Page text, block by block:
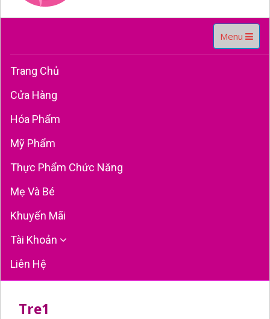
Toggle
navigation
Menu
Trang Chủ
Cửa Hàng
Hóa Phẩm
Mỹ Phẩm
Thực Phẩm Chức Năng
Mẹ Và Bé
Khuyến Mãi
Tài Khoản
Liên Hệ
Tre1